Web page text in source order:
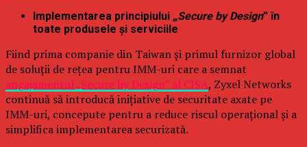
Implementarea principiului „Secure by Design” în
toate produsele și serviciile
Fiind prima companie din Taiwan și primul furnizor global
de soluții de rețea pentru IMM-uri care a semnat
angajamentul „Secure by Design” al CISA, Zyxel Networks
continuă să introducă inițiative de securitate axate pe
IMM-uri, concepute pentru a reduce riscul operațional și a
simplifica implementarea securizată.